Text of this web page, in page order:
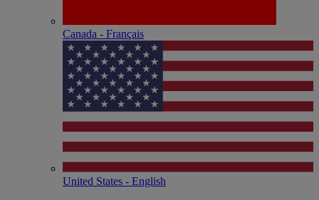
Canada - Français
United States - English